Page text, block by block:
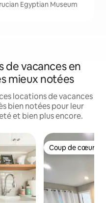
Egyptian Museum
de vacances en
mieux notées
locations de vacances
bien notées pour leur
et bien plus encore.
appréciés Coup de cœur
Coup de cœur